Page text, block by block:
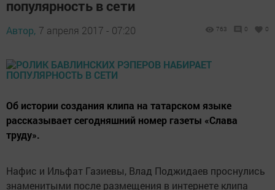
популярность в сети
Автор, 7 апреля 2017 - 07:20 763 0 0
Об истории создания клипа на татарском языке
рассказывает сегодняшний номер газеты «Слава
труду».
Нафис и Ильфат Газиевы, Влад Поджидаев проснулись
знаменитыми после размещения в интернете клипа